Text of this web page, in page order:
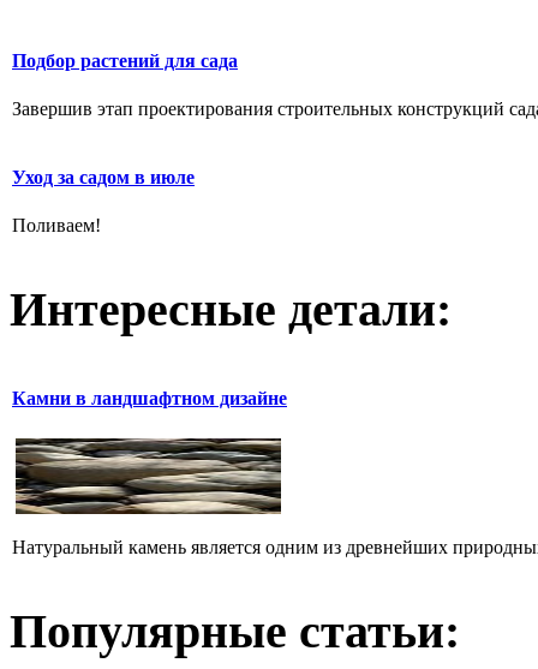
Подбор растений для сада
Завершив этап проектирования строительных конструкций
Уход за садом в июле
Поливаем!
Интересные детали:
Камни в ландшафтном дизайне
Натуральный камень является одним из древнейших
Популярные статьи: